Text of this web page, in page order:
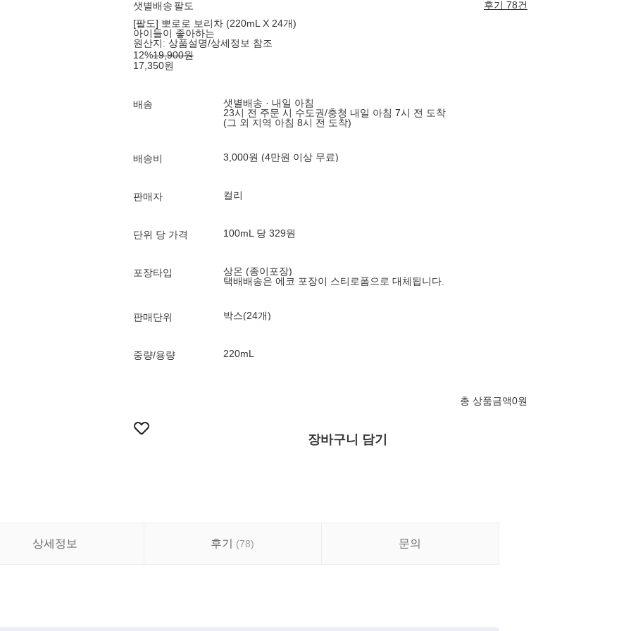
샛별배송팔도
후기 78건
[팔도] 뽀로로 보리차 (220mL X 24개)
아이들이 좋아하는
원산지: 상품설명/상세정보 참조
12%19,900원
17,350원
배송
샛별배송 · 내일 아침
23시 전 주문 시 수도권/충청 내일 아침 7시 전 도착
(그 외 지역 아침 8시 전 도착)
배송비 3,000원 (4만원 이상 무료)
판매자 컬리
단위 당 가격 100mL 당 329원
포장타입
상온 (종이포장)
택배배송은 에코 포장이 스티로폼으로 대체됩니다.
판매단위 박스(24개)
중량/용량 220mL
총 상품금액0원
장바구니 담기
상세정보 후기 (78) 문의